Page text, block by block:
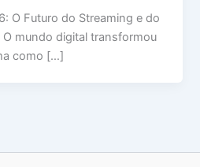
O Futuro do Streaming e do
mundo digital transformou
como […]